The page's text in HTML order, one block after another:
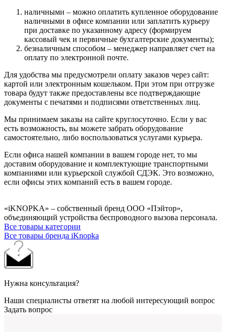
наличными – можно оплатить купленное оборудование
наличными в офисе компании или заплатить курьеру
при доставке по указанному адресу (формируем
кассовый чек и первичные бухгалтерские документы);
безналичным способом – менеджер направляет счет на
оплату по электронной почте.
Для удобства мы предусмотрели оплату заказов через сайт:
картой или электронным кошельком. При этом при отгрузке
товара будут также предоставлены все подтверждающие
документы с печатями и подписями ответственных лиц.
Мы принимаем заказы на сайте круглосуточно. Если у вас
есть возможность, вы можете забрать оборудование
самостоятельно, либо воспользоваться услугами курьера.
Если офиса нашей компании в вашем городе нет, то мы
доставим оборудование и комплектующие транспортными
компаниями или курьерской службой СДЭК. Это возможно,
если офисы этих компаний есть в вашем городе.
«iKNOPKA» – собственный бренд ООО «Пэйтор»,
объединяющий устройства беспроводного вызова персонала.
Все товары категории
Все товары бренда iKnopka
Нужна консультация?
Наши специалисты ответят на любой интересующий вопрос
Задать вопрос